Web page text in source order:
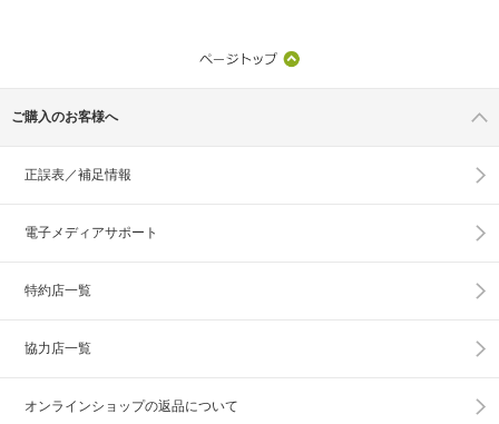
ご購入のお客様へ
正誤表／補足情報
電子メディアサポート
特約店一覧
協力店一覧
オンラインショップの返品について